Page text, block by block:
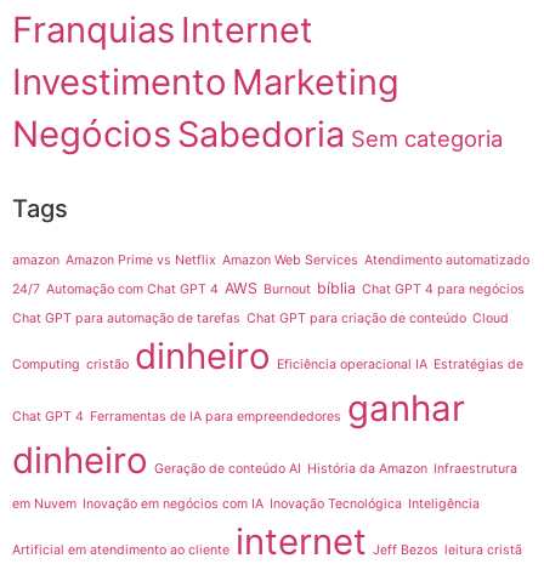
Franquias Internet
Investimento Marketing
Negócios Sabedoria Sem categoria
Tags
amazon Amazon Prime vs Netflix Amazon Web Services Atendimento automatizado
24/7 Automação com Chat GPT 4 AWS Burnout bíblia Chat GPT 4 para negócios
Chat GPT para automação de tarefas Chat GPT para criação de conteúdo Cloud
Computing cristão dinheiro Eficiência operacional IA Estratégias de
Chat GPT 4 Ferramentas de IA para empreendedores ganhar
dinheiro Geração de conteúdo AI História da Amazon Infraestrutura
em Nuvem Inovação em negócios com IA Inovação Tecnológica Inteligência
Artificial em atendimento ao cliente internet Jeff Bezos leitura cristã